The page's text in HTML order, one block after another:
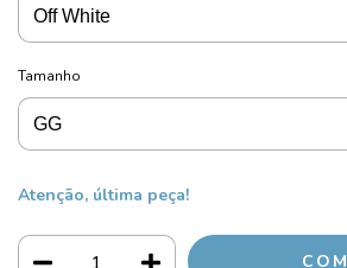
Tamanho
Atenção, última peça!